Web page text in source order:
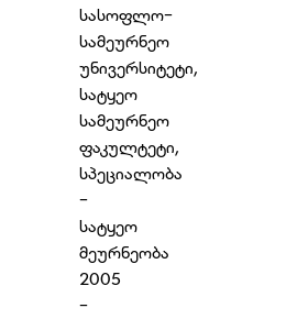
სასოფლო-
სამეურნეო
უნივერსიტეტი,
სატყეო
სამეურნეო
ფაკულტეტი,
სპეციალობა
-
სატყეო
მეურნეობა
2005
-